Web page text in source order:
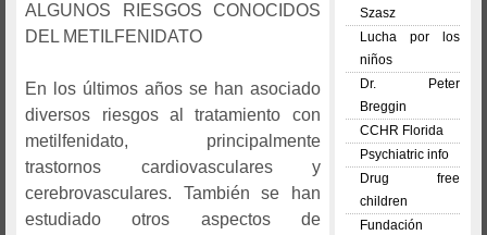
ALGUNOS RIESGOS CONOCIDOS
DEL METILFENIDATO
En los últimos años se han asociado
diversos riesgos al tratamiento con
metilfenidato, principalmente
trastornos cardiovasculares y
cerebrovasculares. También se han
estudiado otros aspectos de
Szasz
Lucha por los
niños
Dr. Peter
Breggin
CCHR Florida
Psychiatric info
Drug free
children
Fundación